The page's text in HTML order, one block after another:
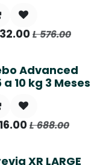
L576.00
Advanced
a 10 kg 3 Meses
L688.00
XR LARGE